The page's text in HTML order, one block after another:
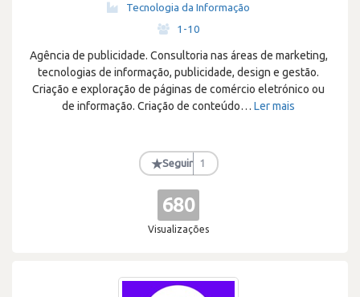
Tecnologia da Informação
1-10
Agência de publicidade. Consultoria nas áreas de marketing,
tecnologias de informação, publicidade, design e gestão.
Criação e exploração de páginas de comércio eletrónico ou
de informação. Criação de conteúdo… Ler mais
★Seguir 1
680
Visualizações